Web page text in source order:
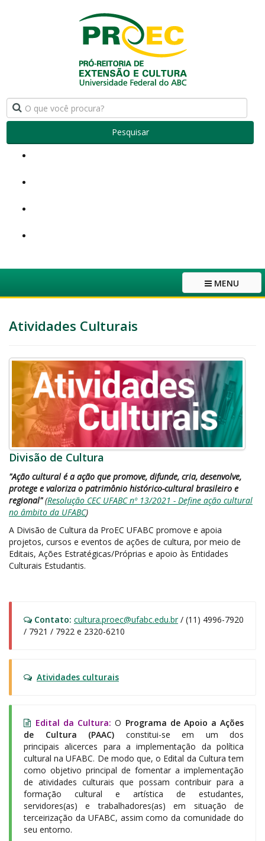
Pesquisar
MENU
Atividades Culturais
Divisão de Cultura
"Ação cultural é a ação que promove, difunde, cria, desenvolve,
protege e valoriza o patrimônio histórico-cultural brasileiro e
regional" (Resolução CEC UFABC nº 13/2021 - Define ação cultural
no âmbito da UFABC)
A Divisão de Cultura da ProEC UFABC promove e apoia
projetos, cursos e eventos de ações de cultura, por meio de
Editais, Ações Estratégicas/Próprias e apoio às Entidades
Culturais Estudantis.
Contato: cultura.proec@ufabc.edu.br/ (11) 4996-7920
/ 7921 / 7922 e 2320-6210
Atividades culturais
Edital da Cultura:O Programa de Apoio a Ações
de Cultura (PAAC) constitui-se em um dos
principais alicerces para a implementação da política
cultural na UFABC. De modo que, o Edital da Cultura tem
como objetivo principal de fomentar a implementação
de atividades culturais que possam contribuir para a
formação cultural e artística de estudantes,
servidores(as) e trabalhadores(as) em situação de
terceirização da UFABC, assim como da comunidade do
seu entorno.